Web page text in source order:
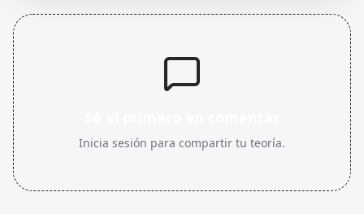
Inicia sesión para compartir tu teoría.